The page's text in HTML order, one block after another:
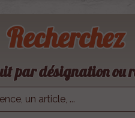
Recherchez
par désignation ou